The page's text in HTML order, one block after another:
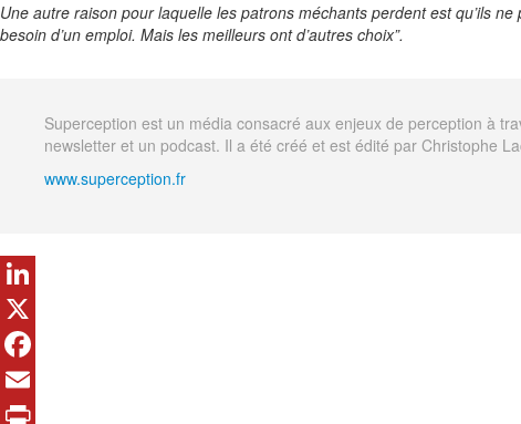
Une autre raison pour laquelle les patrons méchants perdent est qu’ils
besoin d’un emploi. Mais les meilleurs ont d’autres choix”.
Superception est un média consacré aux enjeux de perception à
newsletter et un podcast. Il a été créé et est édité par Christophe
www.superception.fr
LinkedIn
X
Facebook
Email